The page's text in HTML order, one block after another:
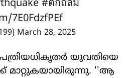
#ตึกถล่ม
7E0FdzfPEf
March 28, 2025
യുവതിയെ
മാറ്റുകയായിരുന്നു. ''ആ